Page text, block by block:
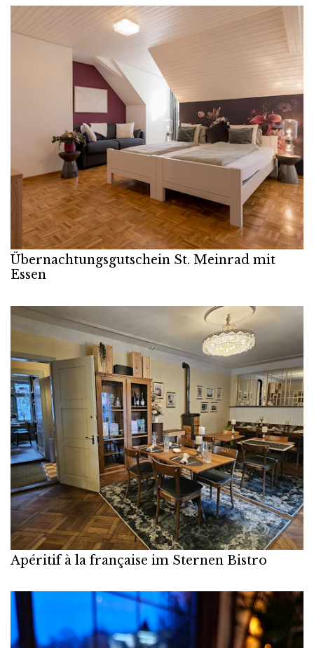
Übernachtungsgutschein St. Meinrad mit
Essen
Apéritif à la française im Sternen Bistro